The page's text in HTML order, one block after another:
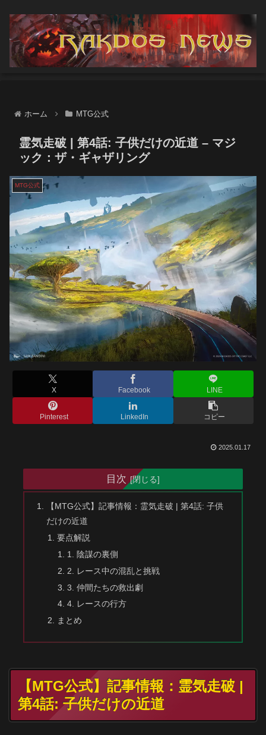
ホーム MTG公式
霊気走破 | 第4話: 子供だけの近道 – マジ
ック：ザ・ギャザリング
MTG公式
X Facebook LINE
Pinterest LinkedIn コピー
2025.01.17
目次
【MTG公式】記事情報：霊気走破 | 第4話: 子供
だけの近道
要点解説
1. 陰謀の裏側
2. レース中の混乱と挑戦
3. 仲間たちの救出劇
4. レースの行方
まとめ
【MTG公式】記事情報：霊気走破 |
第4話: 子供だけの近道